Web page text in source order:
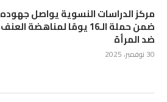
مركز الدراسات النسوية يواصل جهوده
ضمن حملة الـ16 يومًا لمناهضة العنف
ضد المرأة
30 نوفمبر، 2025